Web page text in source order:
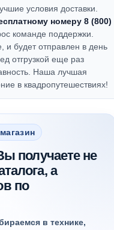
условия доставки.
номеру 8 (800)
команде поддержки.
и будет отправлен в день
отгрузкой еще раз
Наша лучшая
в квадропутешествиях!
получаете не
а
по
в технике,